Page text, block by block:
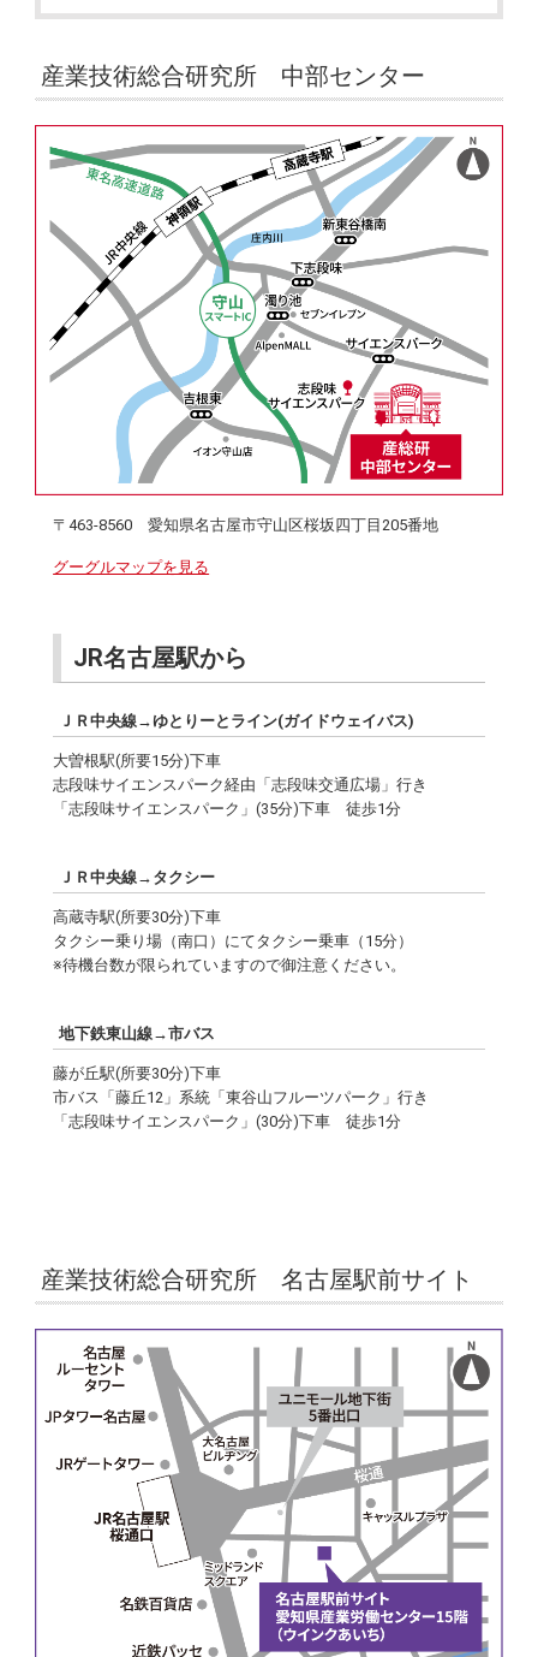
産業技術総合研究所 中部センター
〒463-8560 愛知県名古屋市守山区桜坂四丁目205番地
グーグルマップを見る
JR名古屋駅から
ＪＲ中央線→ゆとりーとライン(ガイドウェイバス)
大曽根駅(所要15分)下車
志段味サイエンスパーク経由「志段味交通広場」行き
「志段味サイエンスパーク」(35分)下車 徒歩1分
ＪＲ中央線→タクシー
高蔵寺駅(所要30分)下車
タクシー乗り場（南口）にてタクシー乗車（15分）
※待機台数が限られていますので御注意ください。
地下鉄東山線→市バス
藤が丘駅(所要30分)下車
市バス「藤丘12」系統「東谷山フルーツパーク」行き
「志段味サイエンスパーク」(30分)下車 徒歩1分
産業技術総合研究所 名古屋駅前サイト